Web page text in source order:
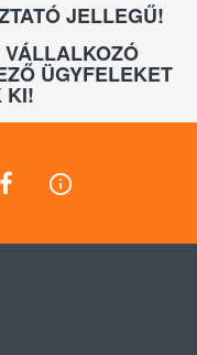
JELLEGŰ!
ÜGYFELEKET
KI!